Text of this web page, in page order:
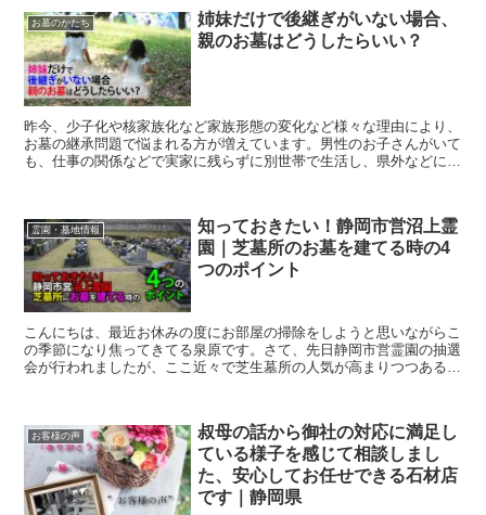
お墓のかたち
姉妹だけで後継ぎがいない場合、
親のお墓はどうしたらいい？
昨今、少子化や核家族化など家族形態の変化など様々な理由により、
お墓の継承問題で悩まれる方が増えています。男性のお子さんがいて
も、仕事の関係などで実家に残らずに別世帯で生活し、県外などに移
霊園・墓地情報
知っておきたい！静岡市営沼上霊
園｜芝墓所のお墓を建てる時の4
つのポイント
こんにちは、最近お休みの度にお部屋の掃除をしようと思いながらこ
の季節になり焦ってきてる泉原です。さて、先日静岡市営霊園の抽選
会が行われましたが、ここ近々で芝生墓所の人気が高まりつつあるよ
お客様の声
叔母の話から御社の対応に満足し
ている様子を感じて相談しまし
た、安心してお任せできる石材店
です｜静岡県